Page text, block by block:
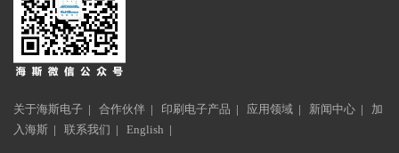
关于海斯电子 | 合作伙伴 | 印刷电子产品 | 应用领域 | 新闻中心 | 加
入海斯 | 联系我们 | English |